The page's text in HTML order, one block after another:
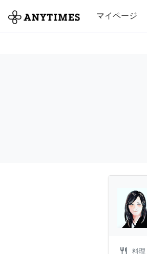
マイページ
全て 修理・組立
restaurant 料理